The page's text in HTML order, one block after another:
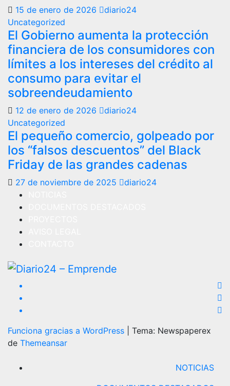
15 de enero de 2026
diario24
Uncategorized
El Gobierno aumenta la protección
financiera de los consumidores con
límites a los intereses del crédito al
consumo para evitar el
sobreendeudamiento
12 de enero de 2026
diario24
Uncategorized
El pequeño comercio, golpeado por
los “falsos descuentos” del Black
Friday de las grandes cadenas
27 de noviembre de 2025
diario24
Funciona gracias a WordPress
Tema: Newspaperex
de Themeansar
NOTICIAS